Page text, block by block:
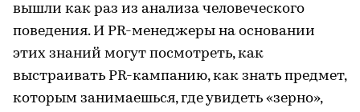
вышли как раз из анализа человеческого
поведения. И PR-менеджеры на основании
этих знаний могут посмотреть, как
выстраивать PR-кампанию, как знать предмет,
которым занимаешься, где увидеть «зерно»,